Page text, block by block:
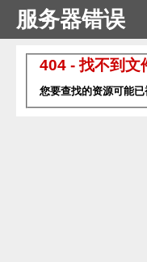
服务器错误
404 - 找不到文
您要查找的资源可能已